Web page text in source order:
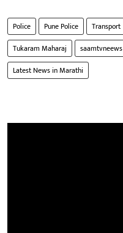
Police Pune Police Transport
Tukaram Maharaj
saamtvneews
Latest News in Marathi